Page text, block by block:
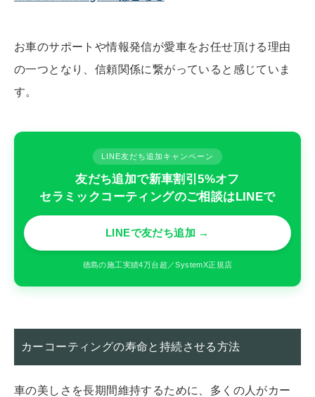
お車のサポートや情報発信が愛車をお任せ頂ける理由
の一つとなり、信頼関係に繋がっていると感じていま
す。
LINE友だち追加キャンペーン
友だち追加で新車割引5%オフ
セラミックコーティングのご相談はLINEで
LINEで友だち追加 →
徳島の施工実績4万台超／SystemX正規店
カーコーティングの寿命と持続させる方法
車の美しさを長期間維持するために、多くの人がカー